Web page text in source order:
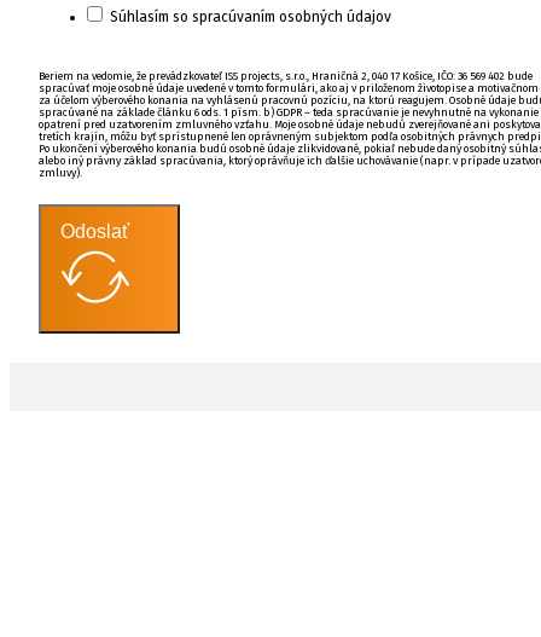
Súhlasím so spracúvaním osobných údajov
Beriem na vedomie, že prevádzkovateľ ISS projects, s.r.o., Hraničná 2, 040 17 Košice, IČO: 36 569 402 bude
spracúvať moje osobné údaje uvedené v tomto formulári, ako aj v priloženom životopise a
za účelom výberového konania na vyhlásenú pracovnú pozíciu, na ktorú reagujem. Osobné údaje
spracúvané na základe článku 6 ods. 1 písm. b) GDPR – teda spracúvanie je nevyhnutné na vykonanie
opatrení pred uzatvorením zmluvného vzťahu. Moje osobné údaje nebudú zverejňované ani
tretích krajín, môžu byť sprístupnené len oprávneným subjektom podľa osobitných právnych
Po ukončení výberového konania budú osobné údaje zlikvidované, pokiaľ nebude daný osobitný
alebo iný právny základ spracúvania, ktorý oprávňuje ich ďalšie uchovávanie (napr. v prípade
zmluvy).
Odoslať